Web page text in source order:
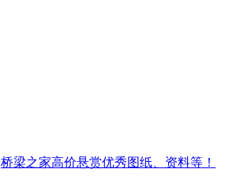
桥梁之家高价悬赏优秀图纸、资料等！